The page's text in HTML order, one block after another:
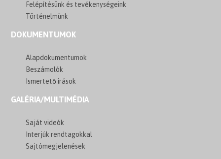
Felépítésünk és tevékenységeink
Történelmünk
DOKUMENTUMOK
Alapdokumentumok
Beszámolók
Ismertető írások
GALÉRIA/MULTIMÉDIA
Saját videók
Interjúk rendtagokkal
Sajtómegjelenések